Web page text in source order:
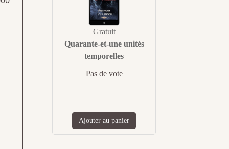
Gratuit
Quarante-et-une unités
temporelles
Pas de vote
Ajouter au panier